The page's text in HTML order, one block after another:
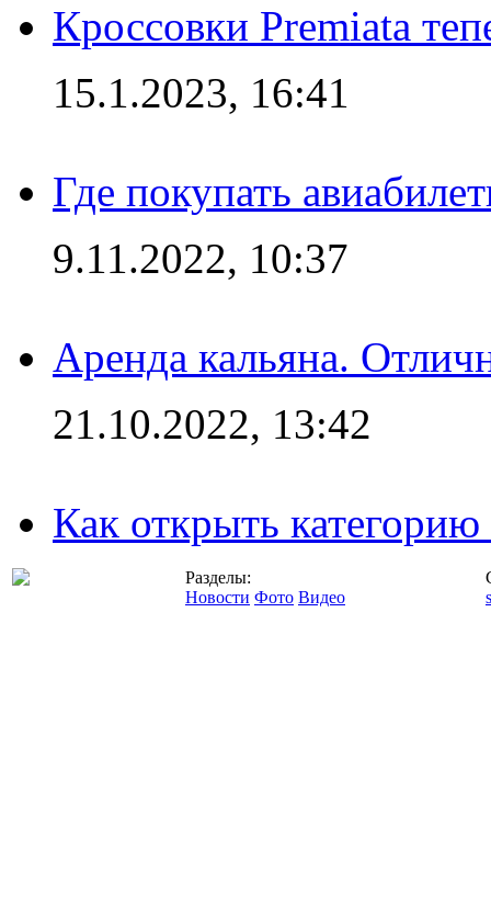
Кроссовки Premiata
15.1.2023, 16:41
Где покупать
9.11.2022, 10:37
Аренда кальяна.
21.10.2022, 13:42
Как открыть
Разделы:
Новости Фото Видео